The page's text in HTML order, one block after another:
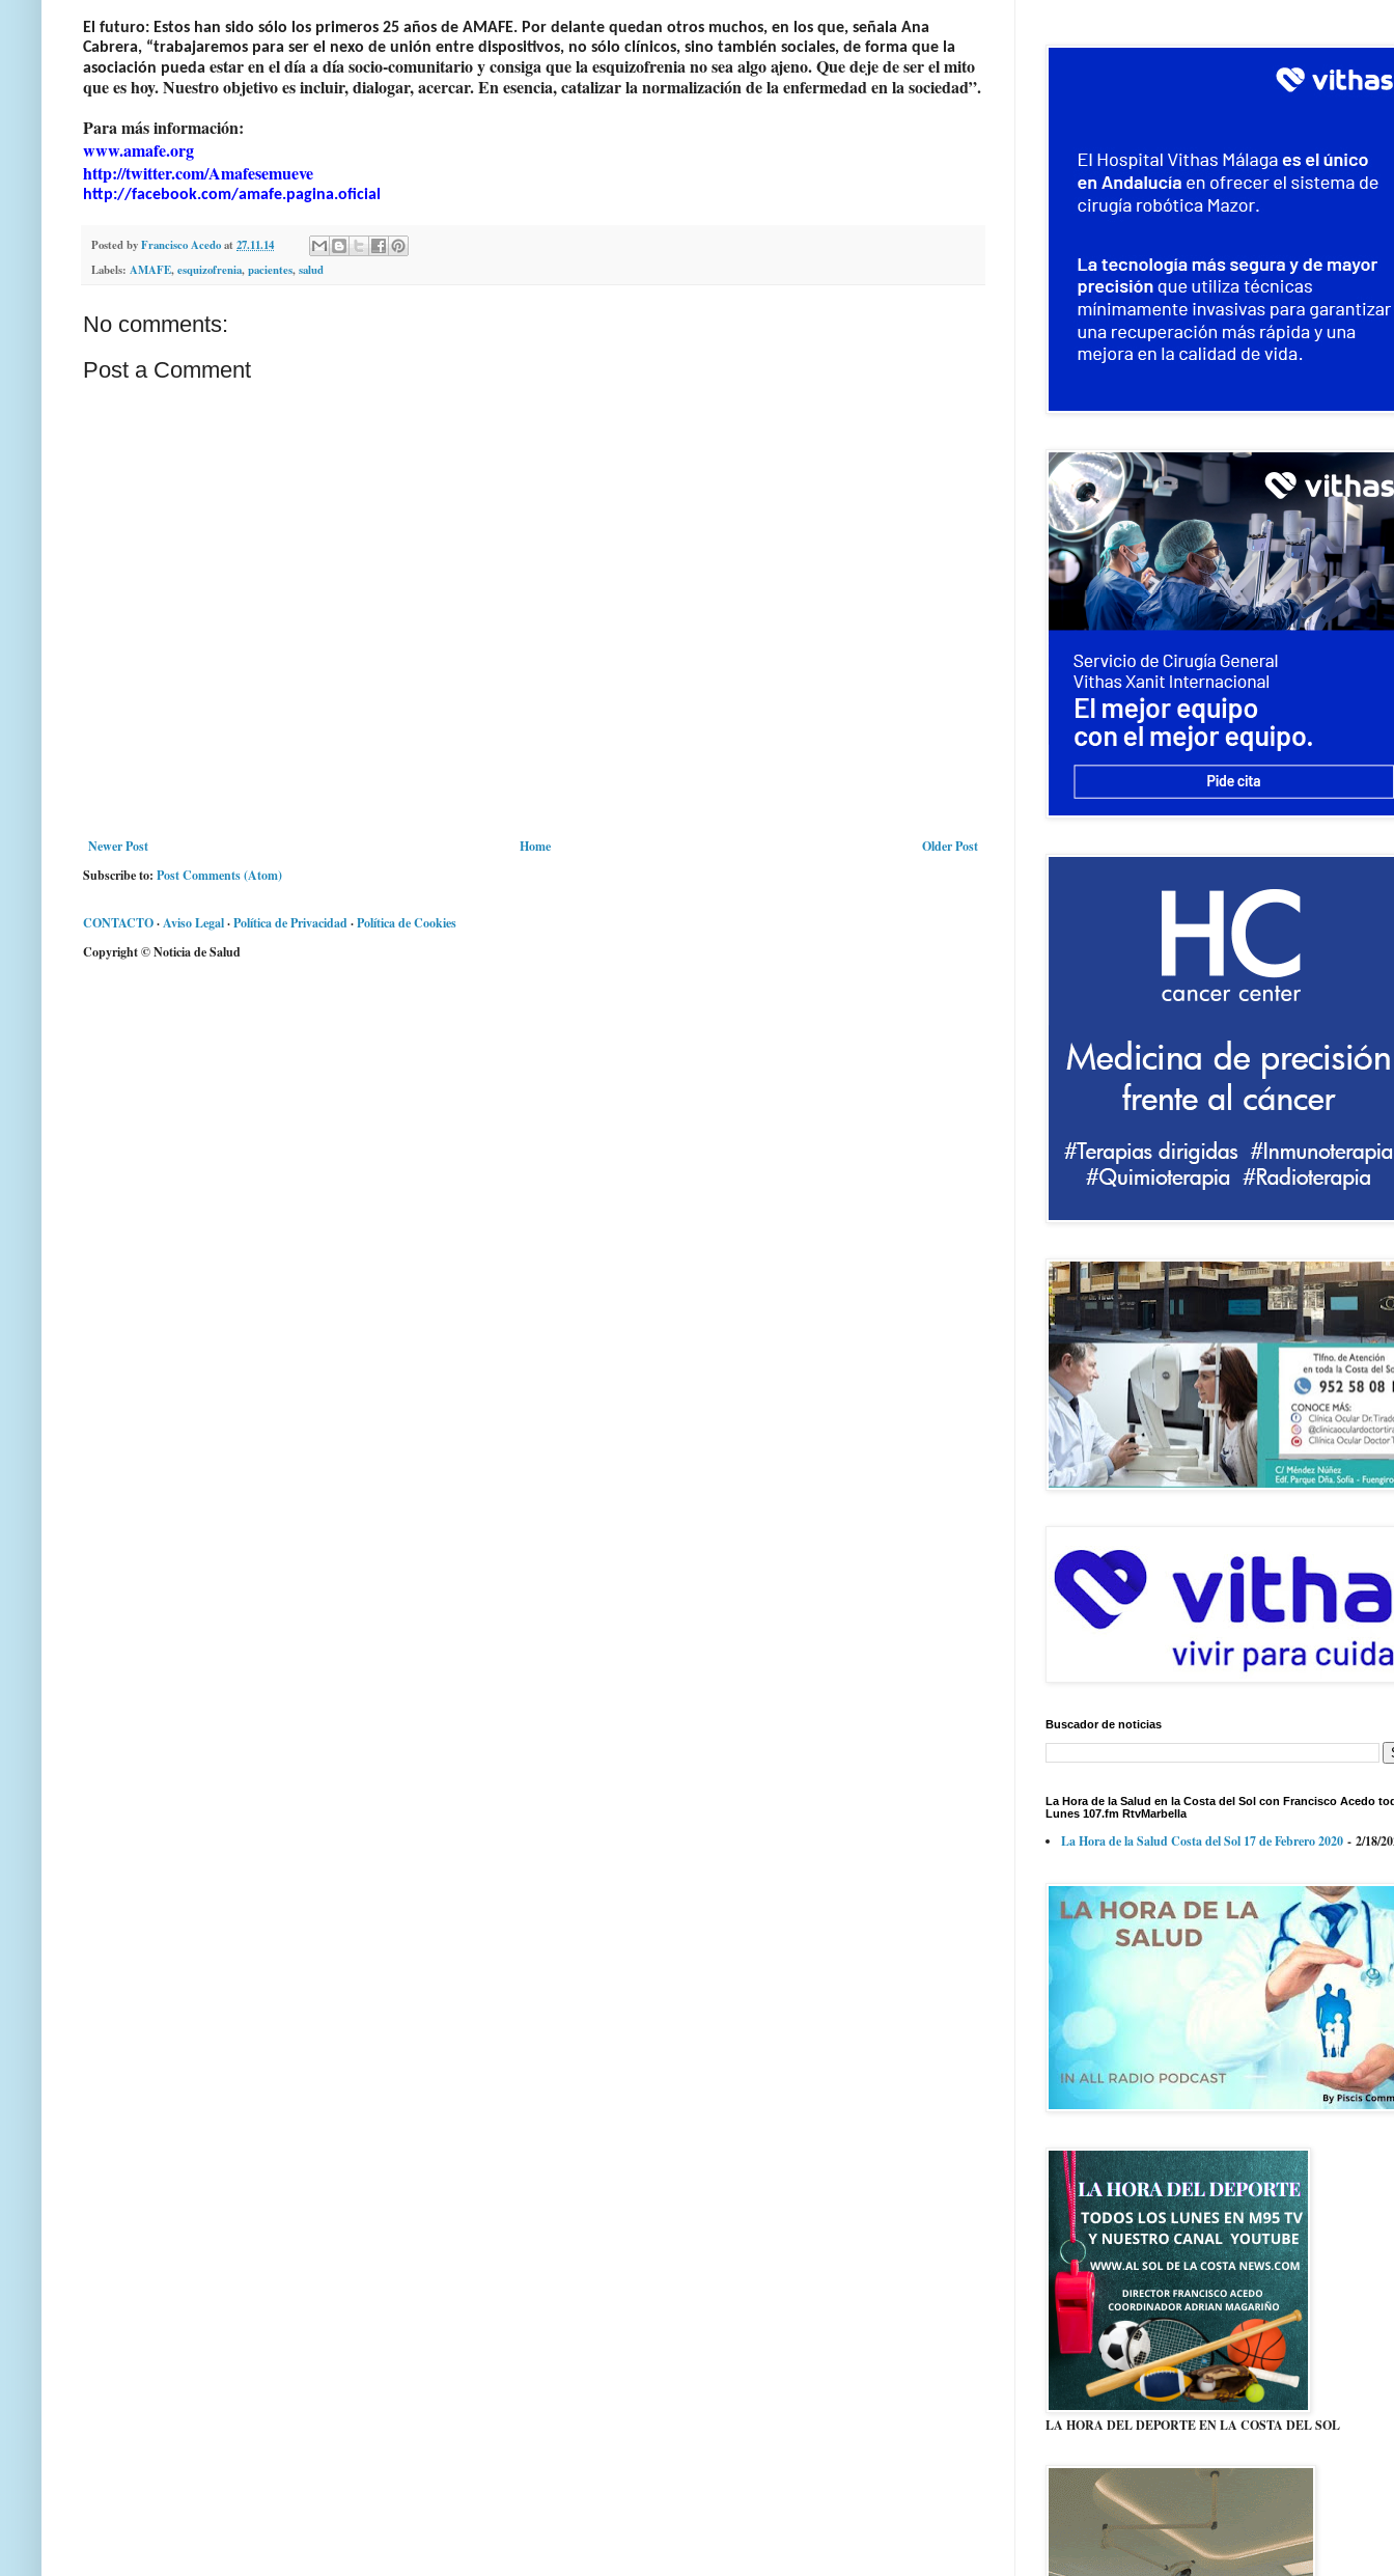
El futuro: Estos han sido sólo los primeros 25 años de AMAFE. Por delante quedan otros muchos, en los que, señala Ana
Cabrera, “trabajaremos para ser el nexo de unión entre dispositivos, no sólo clínicos, sino también sociales, de forma que la
asociación pueda estar en el día a día socio-comunitario y consiga que la esquizofrenia no sea algo ajeno. Que deje de ser el mito
que es hoy. Nuestro objetivo es incluir, dialogar, acercar. En esencia, catalizar la normalización de la enfermedad en la sociedad”.
Para más información:
www.amafe.org
http://twitter.com/Amafesemueve
http://facebook.com/amafe.pagina.oficial
Posted byFrancisco Acedoat 27.11.14
Labels: AMAFE,esquizofrenia,pacientes,salud
No comments:
Post a Comment
Newer Post Older Post
Home
Subscribe to: Post Comments (Atom)
CONTACTO·Aviso Legal·Política de Privacidad·Política de Cookies
Copyright © Noticia de Salud
Buscador de noticias
La Hora de la Salud en la Costa del Sol con Francisco Acedo
Lunes 107.fm RtvMarbella
La Hora de la Salud Costa del Sol 17 de Febrero 2020 - 2/18/
LA HORA DEL DEPORTE EN LA COSTA DEL SOL